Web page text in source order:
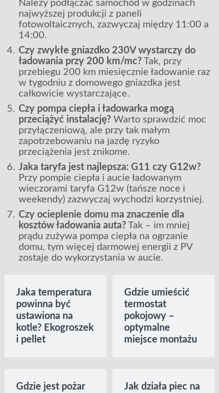
Należy podłączać samochód w godzinach
najwyższej produkcji z paneli
fotowoltaicznych, zazwyczaj między 11:00 a
14:00.
Czy zwykłe gniazdko 230V wystarczy do
ładowania przy 200 km/mc?Tak, przy
przebiegu 200 km miesięcznie ładowanie raz
w tygodniu z domowego gniazdka jest
całkowicie wystarczające.
Czy pompa ciepła i ładowarka mogą
przeciążyć instalację?Warto sprawdzić moc
przyłączeniową, ale przy tak małym
zapotrzebowaniu na jazdę ryzyko
przeciążenia jest znikome.
Jaka taryfa jest najlepsza: G11 czy G12w?
Przy pompie ciepła i aucie ładowanym
wieczorami taryfa G12w (tańsze noce i
weekendy) zazwyczaj wychodzi korzystniej.
Czy ocieplenie domu ma znaczenie dla
kosztów ładowania auta?Tak – im mniej
prądu zużywa pompa ciepła na ogrzanie
domu, tym więcej darmowej energii z PV
zostaje do wykorzystania w aucie.
Jaka temperatura
powinna być
ustawiona na
kotle? Ekogroszek
i pellet
Gdzie umieścić
termostat
pokojowy –
optymalne
miejsce montażu
Gdzie jest pożar
Jak działa piec na